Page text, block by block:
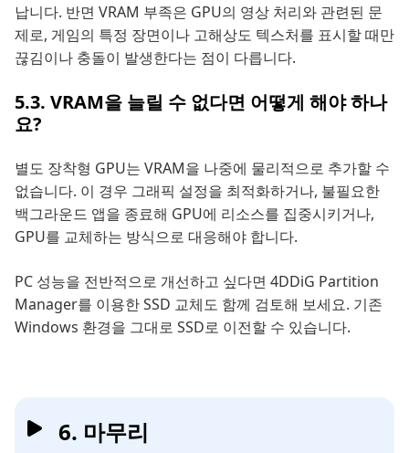
납니다. 반면 VRAM 부족은 GPU의 영상 처리와 관련된 문
제로, 게임의 특정 장면이나 고해상도 텍스처를 표시할 때만
끊김이나 충돌이 발생한다는 점이 다릅니다.
5.3. VRAM을 늘릴 수 없다면 어떻게 해야 하나
요?
별도 장착형 GPU는 VRAM을 나중에 물리적으로 추가할 수
없습니다. 이 경우 그래픽 설정을 최적화하거나, 불필요한
백그라운드 앱을 종료해 GPU에 리소스를 집중시키거나,
GPU를 교체하는 방식으로 대응해야 합니다.
PC 성능을 전반적으로 개선하고 싶다면 4DDiG Partition
Manager를 이용한 SSD 교체도 함께 검토해 보세요. 기존
Windows 환경을 그대로 SSD로 이전할 수 있습니다.
6. 마무리